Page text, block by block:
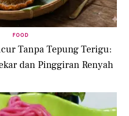
FOOD
Tanpa Tepung Terigu:
dan Pinggiran Renyah